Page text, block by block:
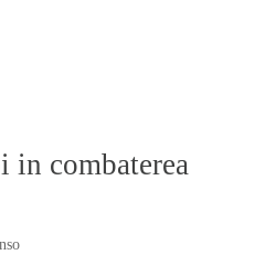
in combaterea